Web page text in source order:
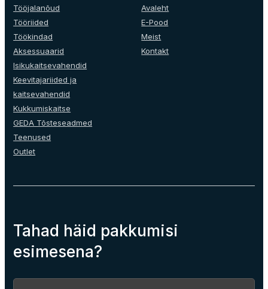
on
the
product
page
on
the
product
page
Tööjalanõud
Tööriided
Töökindad
Aksessuaarid
Isikukaitsevahendid
Keevitajariided ja
kaitsevahendid
Kukkumiskaitse
GEDA Tõsteseadmed
Teenused
Outlet
Avaleht
E-Pood
Meist
Kontakt
Tahad häid pakkumisi
esimesena?
Section